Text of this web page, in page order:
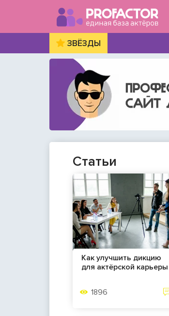
ЗВЁЗДЫ
Статьи
Как улучшить дикцию
для актёрской карьеры
1896